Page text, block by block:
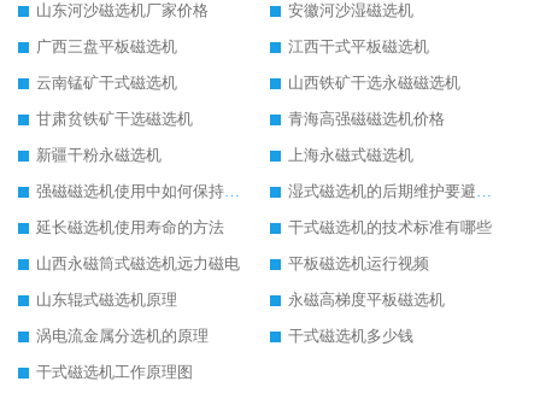
山东河沙磁选机厂家价格
安徽河沙湿磁选机
广西三盘平板磁选机
江西干式平板磁选机
云南锰矿干式磁选机
山西铁矿干选永磁磁选机
甘肃贫铁矿干选磁选机
青海高强磁磁选机价格
新疆干粉永磁选机
上海永磁式磁选机
强磁磁选机使用中如何保持其顺畅运行
湿式磁选机的后期维护要避开哪些坑
延长磁选机使用寿命的方法
干式磁选机的技术标准有哪些
山西永磁筒式磁选机远力磁电
平板磁选机运行视频
山东辊式磁选机原理
永磁高梯度平板磁选机
涡电流金属分选机的原理
干式磁选机多少钱
干式磁选机工作原理图